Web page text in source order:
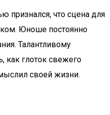
признался, что сцена для
Юноше постоянно
Талантливому
как глоток свежего
своей жизни.